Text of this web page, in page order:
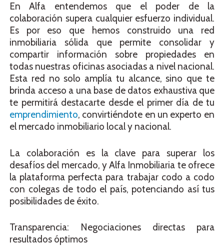
En Alfa entendemos que el poder de la
colaboración supera cualquier esfuerzo individual.
Es por eso que hemos construido una red
inmobiliaria sólida que permite consolidar y
compartir información sobre propiedades en
todas nuestras oficinas asociadas a nivel nacional.
Esta red no solo amplía tu alcance, sino que te
brinda acceso a una base de datos exhaustiva que
te permitirá destacarte desde el primer día de tu
emprendimiento, convirtiéndote en un experto en
el mercado inmobiliario local y nacional.
La colaboración es la clave para superar los
desafíos del mercado, y Alfa Inmobiliaria te ofrece
la plataforma perfecta para trabajar codo a codo
con colegas de todo el país, potenciando así tus
posibilidades de éxito.
Transparencia: Negociaciones directas para
resultados óptimos